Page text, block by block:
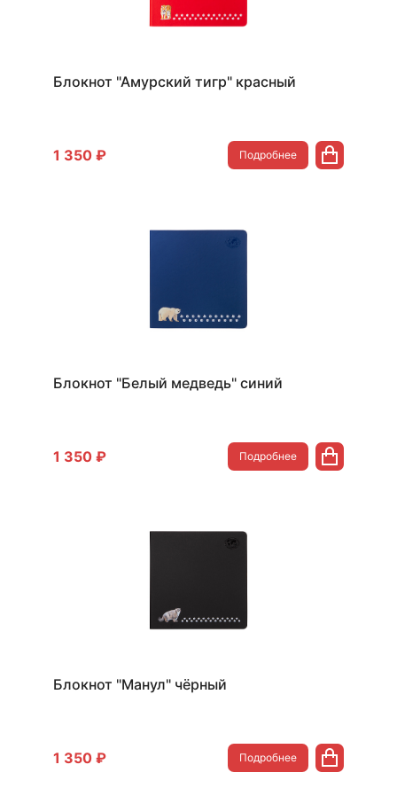
Блокнот "Амурский тигр" красный
1 350 ₽ Подробнее
Блокнот "Белый медведь" синий
1 350 ₽ Подробнее
Блокнот "Манул" чёрный
1 350 ₽ Подробнее